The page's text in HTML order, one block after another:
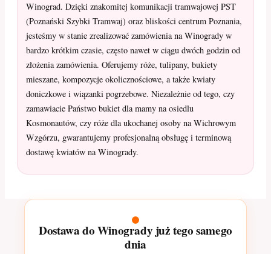
Winograd. Dzięki znakomitej komunikacji tramwajowej PST
(Poznański Szybki Tramwaj) oraz bliskości centrum Poznania,
jesteśmy w stanie zrealizować zamówienia na Winogrady w
bardzo krótkim czasie, często nawet w ciągu dwóch godzin od
złożenia zamówienia. Oferujemy róże, tulipany, bukiety
mieszane, kompozycje okolicznościowe, a także kwiaty
doniczkowe i wiązanki pogrzebowe. Niezależnie od tego, czy
zamawiacie Państwo bukiet dla mamy na osiedlu
Kosmonautów, czy róże dla ukochanej osoby na Wichrowym
Wzgórzu, gwarantujemy profesjonalną obsługę i terminową
dostawę kwiatów na Winogrady.
Dostawa do Winogrady już tego samego
dnia